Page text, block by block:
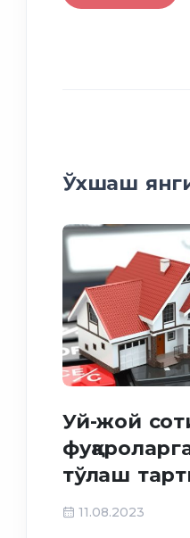
Ўхшаш
Уй-жой
тўлаш
11.08.2023